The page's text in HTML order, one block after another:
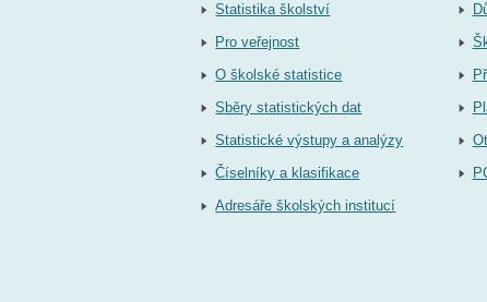
Statistika školství
Pro veřejnost
O školské statistice
Sběry statistických dat
Statistické výstupy a analýzy
Číselníky a klasifikace
Adresáře školských institucí